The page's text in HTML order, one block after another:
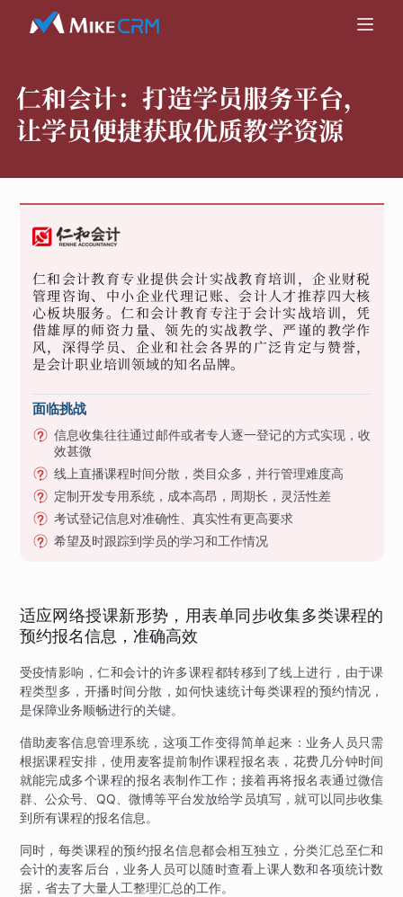
仁和会计： 打造学员服务平台，
让学员便捷获取优质教学资源
仁和会计教育专业提供会计实战教育培训，企业财税
管理咨询、中小企业代理记账、会计人才推荐四大核
心板块服务。仁和会计教育专注于会计实战培训，凭
借雄厚的师资力量、领先的实战教学、严谨的教学作
风，深得学员、企业和社会各界的广泛肯定与赞誉，
是会计职业培训领域的知名品牌。
面临挑战
信息收集往往通过邮件或者专人逐一登记的方式实现，收
效甚微
线上直播课程时间分散，类目众多，并行管理难度高
定制开发专用系统，成本高昂，周期长，灵活性差
考试登记信息对准确性、真实性有更高要求
希望及时跟踪到学员的学习和工作情况
适应网络授课新形势，用表单同步收集多类课程的
预约报名信息，准确高效
受疫情影响，仁和会计的许多课程都转移到了线上进行，由于课
程类型多，开播时间分散，如何快速统计每类课程的预约情况，
是保障业务顺畅进行的关键。
借助麦客信息管理系统，这项工作变得简单起来：业务人员只需
根据课程安排，使用麦客提前制作课程报名表，花费几分钟时间
就能完成多个课程的报名表制作工作；接着再将报名表通过微信
群、公众号、QQ、微博等平台发放给学员填写，就可以同步收集
到所有课程的报名信息。
同时，每类课程的预约报名信息都会相互独立，分类汇总至仁和
会计的麦客后台，业务人员可以随时查看上课人数和各项统计数
据，省去了大量人工整理汇总的工作。